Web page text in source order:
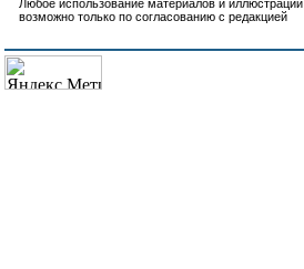
Любое использование материалов и иллюстраций
возможно только по согласованию с редакцией